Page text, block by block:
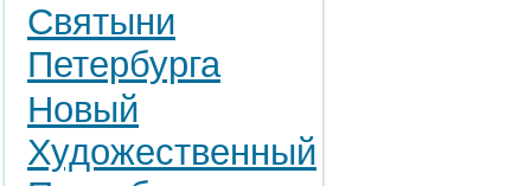
Святыни
Петербурга
Новый
Художественный